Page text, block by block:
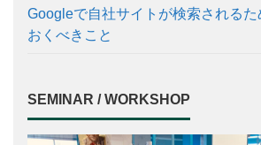
Googleで自社サイトが検索されるた
おくべきこと
SEMINAR / WORKSHOP